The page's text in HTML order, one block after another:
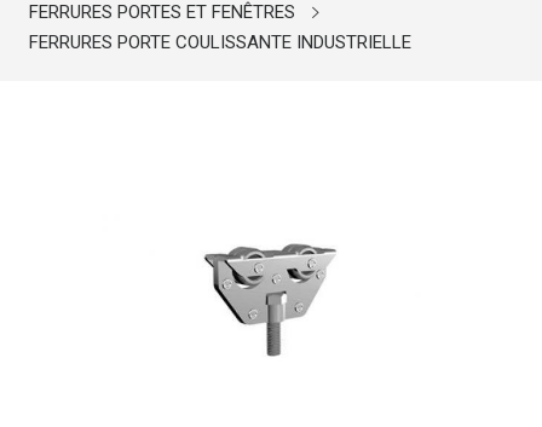
FERRURES PORTES ET FENÊTRES
FERRURES PORTE COULISSANTE INDUSTRIELLE